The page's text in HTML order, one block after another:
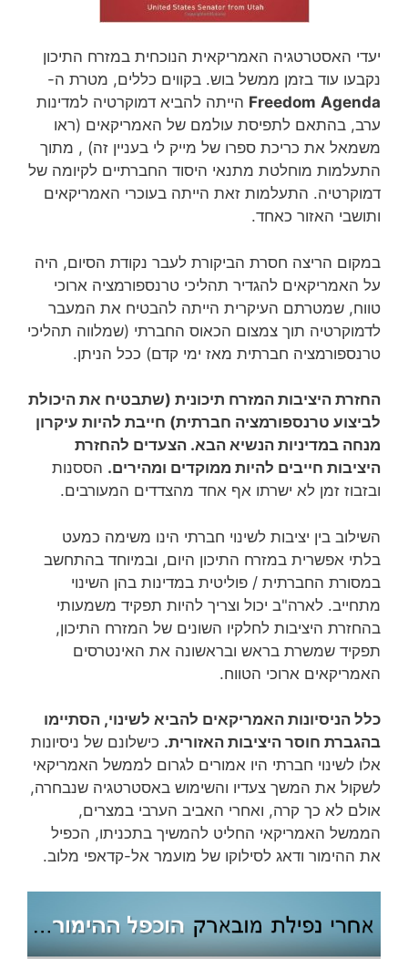
יעדי האסטרטגיה האמריקאית הנוכחית במזרח התיכון
נקבעו עוד בזמן ממשל בוש. בקווים כללים, מטרת ה-
Freedom Agenda
הייתה להביא דמוקרטיה למדינות
ערב, בהתאם לתפיסת עולמם של האמריקאים (ראו
משמאל את כריכת ספרו של מייק לי בעניין זה) , מתוך
התעלמות מוחלטת מתנאי היסוד החברתיים לקיומה של
דמוקרטיה. התעלמות זאת הייתה בעוכרי האמריקאים
ותושבי האזור כאחד.
במקום הריצה חסרת הביקורת לעבר נקודת הסיום, היה
על האמריקאים להגדיר תהליכי טרנספורמציה ארוכי
טווח, שמטרתם העיקרית הייתה להבטיח את המעבר
לדמוקרטיה תוך צמצום הכאוס החברתי (שמלווה תהליכי
טרנספורמציה חברתית מאז ימי קדם) ככל הניתן.
החזרת היציבות המזרח תיכונית (שתבטיח את היכולת
לביצוע טרנספורמציה חברתית) חייבת להיות עיקרון
מנחה במדיניות הנשיא הבא. הצעדים להחזרת
היציבות חייבים להיות ממוקדים ומהירים. הססנות
ובזבוז זמן לא ישרתו אף אחד מהצדדים המעורבים.
השילוב בין יציבות לשינוי חברתי הינו משימה כמעט
בלתי אפשרית במזרח התיכון היום, ובמיוחד בהתחשב
במסורת החברתית / פוליטית במדינות בהן השינוי
מתחייב. לארה"ב יכול וצריך להיות תפקיד משמעותי
בהחזרת היציבות לחלקיו השונים של המזרח התיכון,
תפקיד שמשרת בראש ובראשונה את האינטרסים
האמריקאים ארוכי הטווח.
כלל הניסיונות האמריקאים להביא לשינוי, הסתיימו
בהגברת חוסר היציבות האזורית. כישלונם של ניסיונות
אלו לשינוי חברתי היו אמורים לגרום לממשל האמריקאי
לשקול את המשך צעדיו והשימוש באסטרטגיה שנבחרה,
אולם לא כך קרה, ואחרי האביב הערבי במצרים,
הממשל האמריקאי החליט להמשיך בתכניתו, הכפיל
את ההימור ודאג לסילוקו של מועמר אל-קדאפי מלוב.